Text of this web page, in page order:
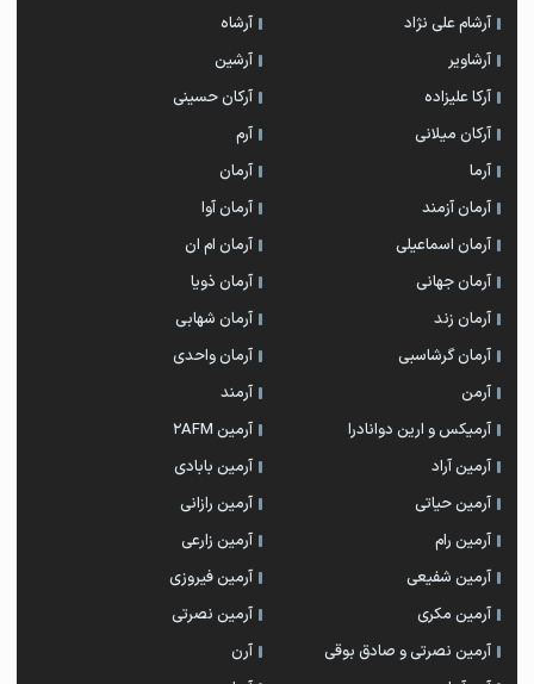
آرشام علی نژاد
آرشاه
آرشاویر
آرشین
آرکا علیزاده
آرکان حسینی
آرکان میلانی
آرم
آرما
آرمان
آرمان آزمند
آرمان آوا
آرمان اسماعیلی
آرمان ام ان
آرمان جهانی
آرمان ذویا
آرمان زند
آرمان شهابی
آرمان گرشاسبی
آرمان واحدی
آرمن
آرمند
آرمیکس و ارین دوانادرا
آرمین 2AFM
آرمین آراد
آرمین بابادی
آرمین حیاتی
آرمین رازانی
آرمین رام
آرمین زارعی
آرمین شفیعی
آرمین فیروزی
آرمین مکری
آرمین نصرتی
آرمین نصرتی و صادق بوقی
آرن